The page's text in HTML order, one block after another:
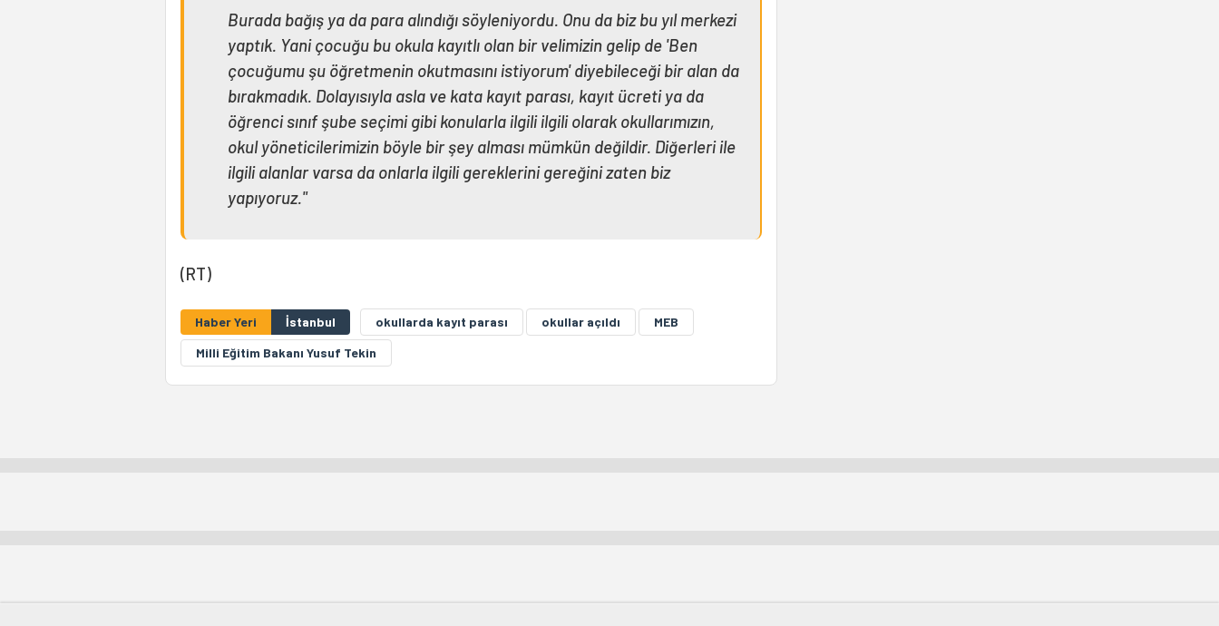
Burada bağış ya da para alındığı söyleniyordu. Onu da biz bu yıl merkezi
yaptık. Yani çocuğu bu okula kayıtlı olan bir velimizin gelip de 'Ben
çocuğumu şu öğretmenin okutmasını istiyorum' diyebileceği bir alan da
bırakmadık. Dolayısıyla asla ve kata kayıt parası, kayıt ücreti ya da
öğrenci sınıf şube seçimi gibi konularla ilgili ilgili olarak okullarımızın,
okul yöneticilerimizin böyle bir şey alması mümkün değildir. Diğerleri ile
ilgili alanlar varsa da onlarla ilgili gereklerini gereğini zaten biz
yapıyoruz."
(RT)
Haber Yeri İstanbul okullarda kayıt parası okullar açıldı
MEB
Milli Eğitim Bakanı Yusuf Tekin